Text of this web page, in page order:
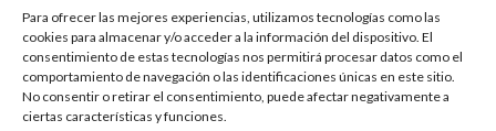
Para ofrecer las mejores experiencias, utilizamos tecnologías como las
cookies para almacenar y/o acceder a la información del dispositivo. El
consentimiento de estas tecnologías nos permitirá procesar datos como el
comportamiento de navegación o las identificaciones únicas en este sitio.
No consentir o retirar el consentimiento, puede afectar negativamente a
ciertas características y funciones.
Contacto
91 798 71 15
info@ellabrador.es